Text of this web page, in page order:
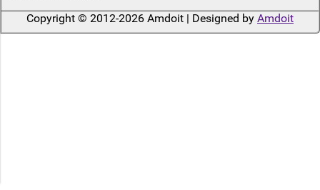
Copyright © 2012-2026 Amdoit | Designed by Amdoit